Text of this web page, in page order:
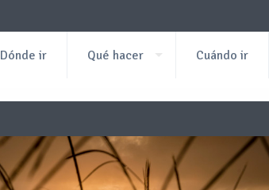
Dónde ir Qué hacer Cuándo ir